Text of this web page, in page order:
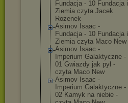
Fundacja - 10 Fundacja i
Ziemia czyta Jacek
Rozenek
Asimov Isaac -
Fundacja - 10 Fundacja i
Ziemia czyta Maco New
Asimov Isaac -
Imperium Galaktyczne -
01 Gwiazdy jak pył -
czyta Maco New
Asimov Isaac -
Imperium Galaktyczne -
02 Kamyk na niebie -